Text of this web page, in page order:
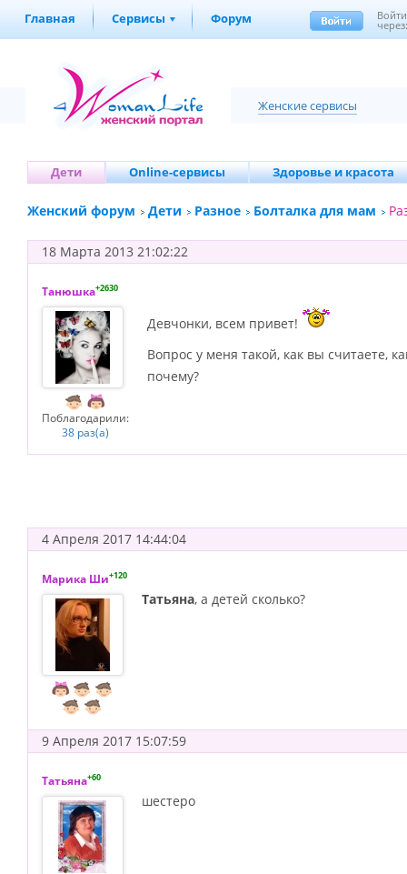
Главная Сервисы Форум Войти
Женские сервисы
Дети Online-сервисы Здоровье и красота
Женский форум Дети Разное Болталка для мам
18 Марта 2013 21:02:22
Танюшка+2630
Поблагодарили:
38 раз(а)
Девчонки, всем привет!
Вопрос у меня такой, как вы считаете,
почему?
4 Апреля 2017 14:44:04
Марика Ши+120
Татьяна, а детей сколько?
9 Апреля 2017 15:07:59
Татьяна+60
шестеро